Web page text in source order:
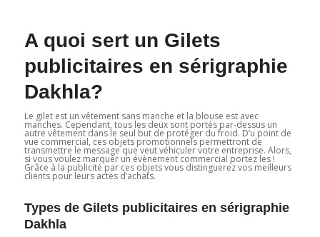
A quoi sert un Gilets
publicitaires en sérigraphie
Dakhla?
Le gilet est un vêtement sans manche et la blouse est avec
manches. Cependant, tous les deux sont portés par-dessus un
autre vêtement dans le seul but de protéger du froid. D’u point de
vue commercial, ces objets promotionnels permettront de
transmettre le message que veut véhiculer votre entreprise. Alors,
si vous voulez marquer un évènement commercial portez les !
Grâce à la publicité par ces objets vous distinguerez vos meilleurs
clients pour leurs actes d’achats.
Types de Gilets publicitaires en sérigraphie
Dakhla